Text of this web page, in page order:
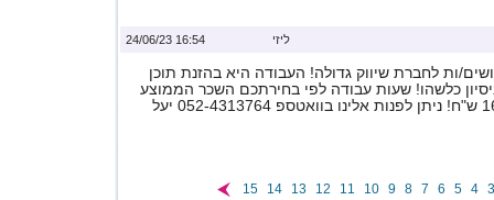
16:54 24/06/23 ליזי
ות לחברת שיווק גדולה! העבודה היא בהזנת תוכן
כלשהו! שעות עבודה לפי בחירתכם השכר הממוצע
3
4
5
6
7
8
9
10
11
12
13
14
15